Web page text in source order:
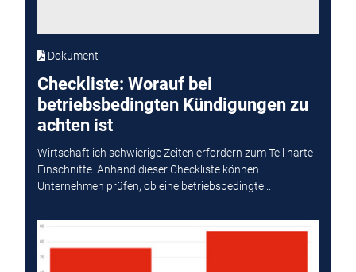
Dokument
Checkliste: Worauf bei
betriebsbedingten Kündigungen zu
achten ist
Wirtschaftlich schwierige Zeiten erfordern zum Teil harte
Einschnitte. Anhand dieser Checkliste können
Unternehmen prüfen, ob eine betriebsbedingte...